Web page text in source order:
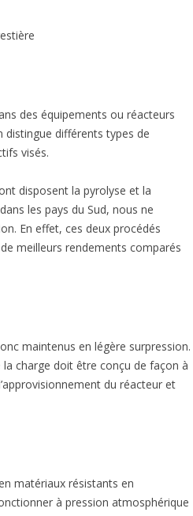
des équipements ou réacteurs
distingue différents types de
visés.
disposent la pyrolyse et la
les pays du Sud, nous ne
En effet, ces deux procédés
meilleurs rendements comparés
maintenus en légère surpression.
la charge doit être conçu de façon à
du réacteur et
matériaux résistants en
à pression atmosphérique